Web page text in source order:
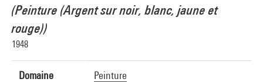
(Peinture (Argent sur noir, blanc, jaune et
rouge))
1948
Domaine Peinture